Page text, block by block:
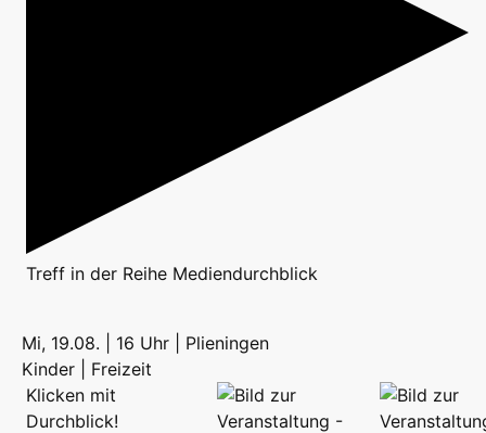
Treff in der Reihe Mediendurchblick
Mi, 19.08. | 16 Uhr | Plieningen
Kinder | Freizeit
Klicken mit
Durchblick!